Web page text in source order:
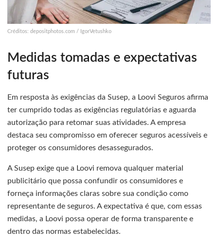
Créditos: depositphotos.com / IgorVetushko
Medidas tomadas e expectativas
futuras
Em resposta às exigências da Susep, a Loovi Seguros afirma
ter cumprido todas as exigências regulatórias e aguarda
autorização para retomar suas atividades. A empresa
destaca seu compromisso em oferecer seguros acessíveis e
proteger os consumidores desassegurados.
A Susep exige que a Loovi remova qualquer material
publicitário que possa confundir os consumidores e
forneça informações claras sobre sua condição como
representante de seguros. A expectativa é que, com essas
medidas, a Loovi possa operar de forma transparente e
dentro das normas estabelecidas.